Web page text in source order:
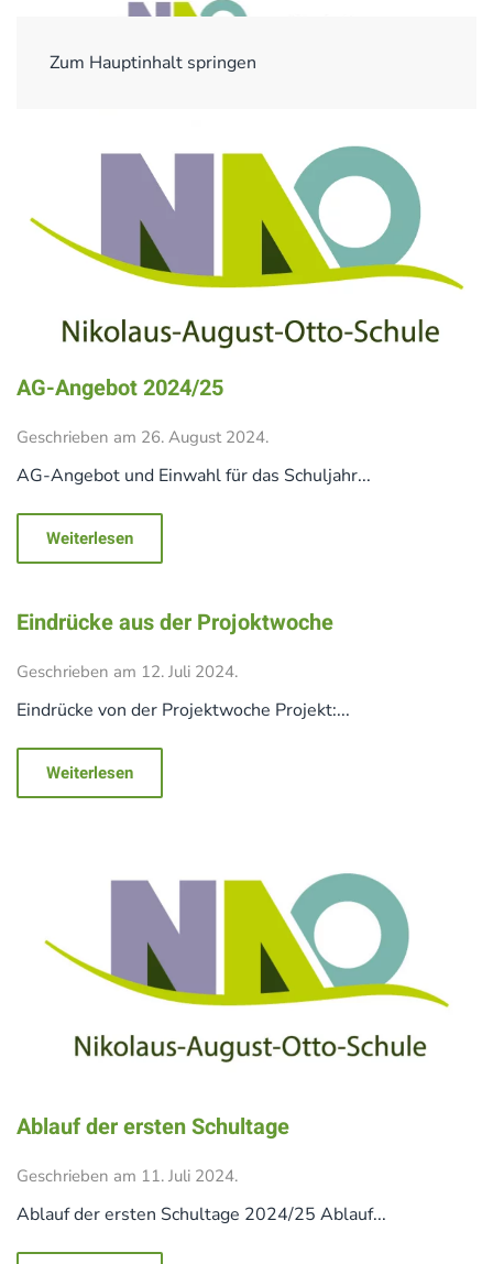
Zum Hauptinhalt springen
AG-Angebot 2024/25
Geschrieben am 26. August 2024.
AG-Angebot und Einwahl für das Schuljahr...
Weiterlesen
Eindrücke aus der Projoktwoche
Geschrieben am 12. Juli 2024.
Eindrücke von der Projektwoche Projekt:...
Weiterlesen
Ablauf der ersten Schultage
Geschrieben am 11. Juli 2024.
Ablauf der ersten Schultage 2024/25 Ablauf...